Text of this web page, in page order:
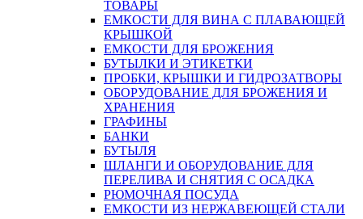
ТОВАРЫ
ЕМКОСТИ ДЛЯ ВИНА С ПЛАВАЮЩЕЙ
КРЫШКОЙ
ЕМКОСТИ ДЛЯ БРОЖЕНИЯ
БУТЫЛКИ И ЭТИКЕТКИ
ПРОБКИ, КРЫШКИ И ГИДРОЗАТВОРЫ
ОБОРУДОВАНИЕ ДЛЯ БРОЖЕНИЯ И
ХРАНЕНИЯ
ГРАФИНЫ
БАНКИ
БУТЫЛЯ
ШЛАНГИ И ОБОРУДОВАНИЕ ДЛЯ
ПЕРЕЛИВА И СНЯТИЯ С ОСАДКА
РЮМОЧНАЯ ПОСУДА
ЕМКОСТИ ИЗ НЕРЖАВЕЮЩЕЙ СТАЛИ